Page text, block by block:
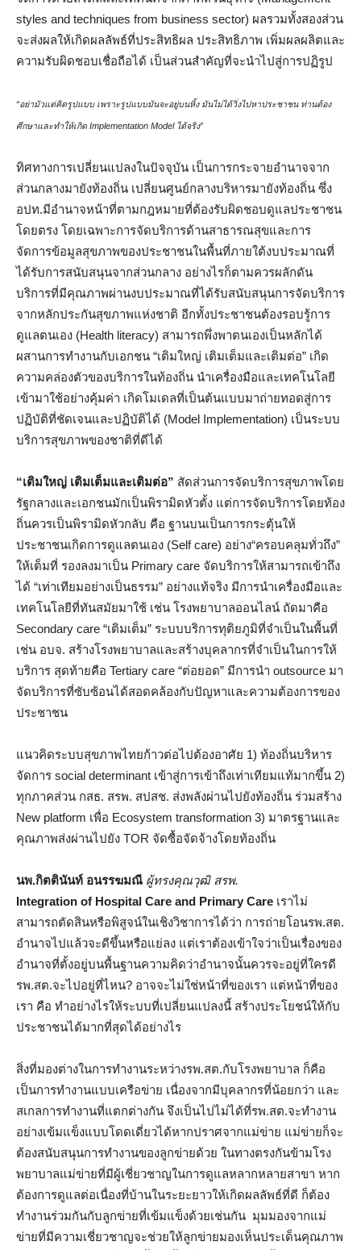
styles and techniques from business sector) ผลรวมทั้งสองส่วน
จะส่งผลให้เกิดผลลัพธ์ที่ประสิทธิผล ประสิทธิภาพ เพิ่มผลผลิตและ
ความรับผิดชอบเชื่อถือได้ เป็นส่วนสำคัญที่จะนำไปสู่การปฏิรูป
“อย่ามัวแต่คิดรูปแบบ เพราะรูปแบบมันจะอยู่บนหิ้ง มันไม่ได้วิ่งไปหาประชาชน ท่านต้อง
ศึกษาและทำให้เกิด Implementation Model ได้จริง”
ทิศทางการเปลี่ยนแปลงในปัจจุบัน เป็นการกระจายอำนาจจาก
ส่วนกลางมายังท้องถิ่น เปลี่ยนศูนย์กลางบริหารมายังท้องถิ่น ซึ่ง
อปท.มีอำนาจหน้าที่ตามกฎหมายที่ต้องรับผิดชอบดูแลประชาชน
โดยตรง โดยเฉพาะการจัดบริการด้านสาธารณสุขและการ
จัดการข้อมูลสุขภาพของประชาชนในพื้นที่ภายใต้งบประมาณที่
ได้รับการสนับสนุนจากส่วนกลาง อย่างไรก็ตามควรผลักดัน
บริการที่มีคุณภาพผ่านงบประมาณที่ได้รับสนับสนุนการจัดบริการ
จากหลักประกันสุขภาพแห่งชาติ อีกทั้งประชาชนต้องรอบรู้การ
ดูแลตนเอง (Health literacy) สามารถพึ่งพาตนเองเป็นหลักได้
ผสานการทำงานกับเอกชน “เติมใหญ่ เติมเต็มและเติมต่อ” เกิด
ความคล่องตัวของบริการในท้องถิ่น นำเครื่องมือและเทคโนโลยี
เข้ามาใช้อย่างคุ้มค่า เกิดโมเดลที่เป็นต้นแบบมาถ่ายทอดสู่การ
ปฏิบัติที่ชัดเจนและปฏิบัติได้ (Model Implementation) เป็นระบบ
บริการสุขภาพของชาติที่ดีได้
“เติมใหญ่ เติมเต็มและเติมต่อ” สัดส่วนการจัดบริการสุขภาพโดย
รัฐกลางและเอกชนมักเป็นพิรามิดหัวตั้ง แต่การจัดบริการโดยท้อง
ถิ่นควรเป็นพิรามิดหัวกลับ คือ ฐานบนเป็นการกระตุ้นให้
ประชาชนเกิดการดูแลตนเอง (Self care) อย่าง“ครอบคลุมทั่วถึง”
ให้เต็มที่ รองลงมาเป็น Primary care จัดบริการให้สามารถเข้าถึง
ได้ “เท่าเทียมอย่างเป็นธรรม” อย่างแท้จริง มีการนำเครื่องมือและ
เทคโนโลยีที่ทันสมัยมาใช้ เช่น โรงพยาบาลออนไลน์ ถัดมาคือ
Secondary care “เติมเต็ม” ระบบบริการทุติยภูมิที่จำเป็นในพื้นที่
เช่น อบจ. สร้างโรงพยาบาลและสร้างบุคลากรที่จำเป็นในการให้
บริการ สุดท้ายคือ Tertiary care “ต่อยอด” มีการนำ outsource มา
จัดบริการที่ซับซ้อนได้สอดคล้องกับปัญหาและความต้องการของ
ประชาชน
แนวคิดระบบสุขภาพไทยก้าวต่อไปต้องอาศัย 1) ท้องถิ่นบริหาร
จัดการ social determinant เข้าสู่การเข้าถึงเท่าเทียมแท้มากขึ้น 2)
ทุกภาคส่วน กสธ. สรพ. สปสช. ส่งพลังผ่านไปยังท้องถิ่น ร่วมสร้าง
New platform เพื่อ Ecosystem transformation 3) มาตรฐานและ
คุณภาพส่งผ่านไปยัง TOR จัดซื้อจัดจ้างโดยท้องถิ่น
นพ.กิตตินันท์ อนรรฆมณี ผู้ทรงคุณวุฒิ สรพ.
Integration of Hospital Care and Primary Care เราไม่
สามารถตัดสินหรือพิสูจน์ในเชิงวิชาการได้ว่า การถ่ายโอนรพ.สต.
อำนาจไปแล้วจะดีขึ้นหรือแย่ลง แต่เราต้องเข้าใจว่าเป็นเรื่องของ
อำนาจที่ตั้งอยู่บนพื้นฐานความคิดว่าอำนาจนั้นควรจะอยู่ที่ใครดี
รพ.สต.จะไปอยู่ที่ไหน? อาจจะไม่ใช่หน้าที่ของเรา แต่หน้าที่ของ
เรา คือ ทำอย่างไรให้ระบบที่เปลี่ยนแปลงนี้ สร้างประโยชน์ให้กับ
ประชาชนได้มากที่สุดได้อย่างไร
สิ่งที่มองต่างในการทำงานระหว่างรพ.สต.กับโรงพยาบาล ก็คือ
เป็นการทำงานแบบเครือข่าย เนื่องจากมีบุคลากรที่น้อยกว่า และ
สเกลการทำงานที่แตกต่างกัน จึงเป็นไปไม่ได้ที่รพ.สต.จะทำงาน
อย่างเข้มแข็งแบบโดดเดี่ยวได้หากปราศจากแม่ข่าย แม่ข่ายก็จะ
ต้องสนับสนุนการทำงานของลูกข่ายด้วย ในทางตรงกันข้ามโรง
พยาบาลแม่ข่ายที่มีผู้เชี่ยวชาญในการดูแลหลากหลายสาขา หาก
ต้องการดูแลต่อเนื่องที่บ้านในระยะยาวให้เกิดผลลัพธ์ที่ดี ก็ต้อง
ทำงานร่วมกันกับลูกข่ายที่เข้มแข็งด้วยเช่นกัน มุมมองจากแม่
ข่ายที่มีความเชี่ยวชาญจะช่วยให้ลูกข่ายมองเห็นประเด็นคุณภาพ